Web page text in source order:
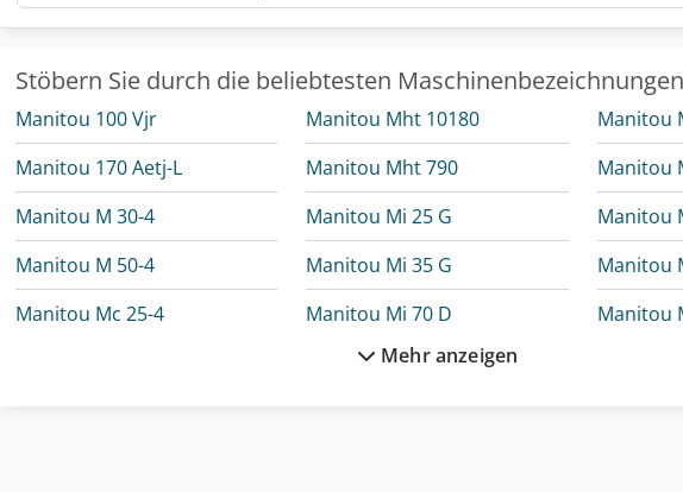
Stöbern Sie durch die beliebtesten
Manitou 100 Vjr
Manitou 170 Aetj-L
Manitou M 30-4
Manitou M 50-4
Manitou Mc 25-4
Manitou Mht 10180
Manitou Mht 790
Manitou Mi 25 G
Manitou Mi 35 G
Manitou Mi 70 D
Manitou Mla-T 516-75 H
Manitou
Manitou
Manitou
Manitou
Manitou
Mehr anzeigen